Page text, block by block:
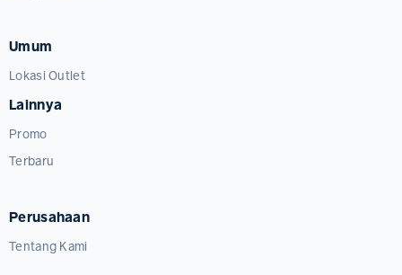
Umum
Lokasi Outlet
Lainnya
Promo
Terbaru
Perusahaan
Tentang Kami